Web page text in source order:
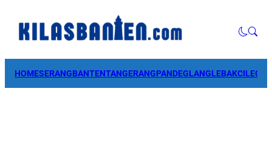
HOMESERANGBANTENTANGERANGPANDEGLANGLEBAK